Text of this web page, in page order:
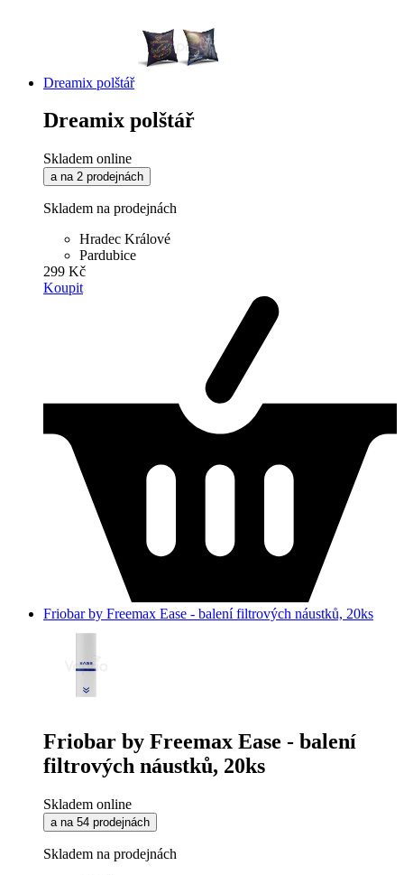
Dreamix polštář
Dreamix polštář
Skladem online
a na 2 prodejnách
Skladem na prodejnách
Hradec Králové
Pardubice
299 Kč
Koupit
Friobar by Freemax Ease - balení filtrových náustků, 20ks
Friobar by Freemax Ease - balení
filtrových náustků, 20ks
Skladem online
a na 54 prodejnách
Skladem na prodejnách